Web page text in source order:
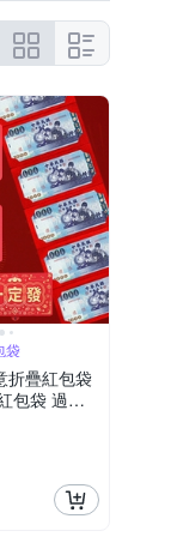
袋
折疊紅包袋
包袋 過年
包